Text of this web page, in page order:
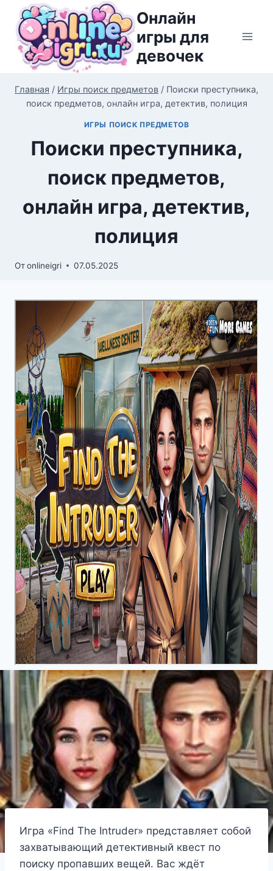
Перейти
содержимому
Онлайн
игры для
девочек
Главная / Игры поиск предметов / Поиски преступника,
поиск предметов, онлайн игра, детектив, полиция
ИГРЫ ПОИСК ПРЕДМЕТОВ
Поиски преступника,
поиск предметов,
онлайн игра, детектив,
полиция
Отonlineigri 07.05.2025
Игра «Find The Intruder» представляет собой
захватывающий детективный квест по
поиску пропавших вещей. Вас ждёт